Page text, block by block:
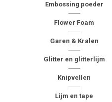
Embossing poeder
Flower Foam
Garen & Kralen
Glitter en glitterlijm
Knipvellen
Lijm en tape